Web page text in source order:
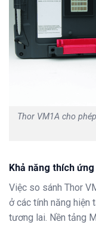
Thor VM1A cho
Khả năng thích
Việc so sánh Thor
ở các tính năng hiện
tương lai. Nền tảng